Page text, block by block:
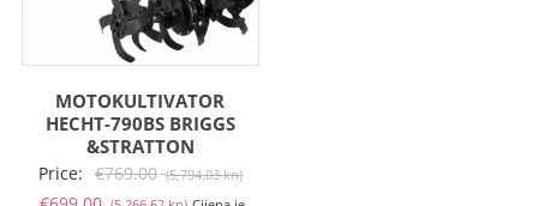
MOTOKULTIVATOR
HECHT-790BS BRIGGS
&STRATTON
Price: €769.00 (5,794.03 kn)Izvorna
cijena
Trenutna